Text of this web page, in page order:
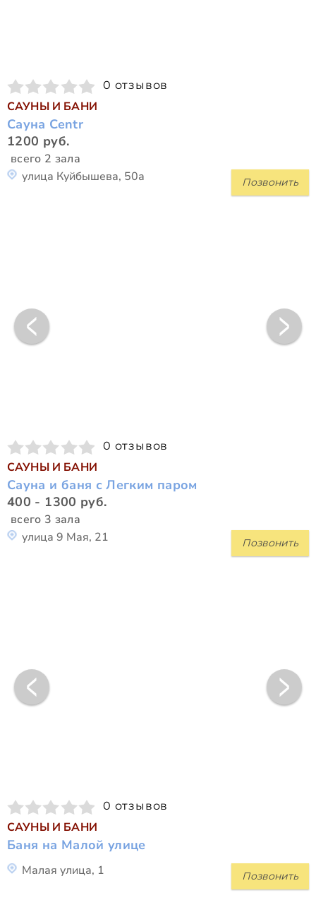
0 отзывов
САУНЫ И БАНИ
Сауна Centr
1200 руб.
всего 2 зала
Позвонить
улица Куйбышева, 50а
0 отзывов
САУНЫ И БАНИ
Сауна и баня с Легким паром
400 - 1300 руб.
всего 3 зала
Позвонить
улица 9 Мая, 21
0 отзывов
САУНЫ И БАНИ
Баня на Малой улице
Позвонить
Малая улица, 1